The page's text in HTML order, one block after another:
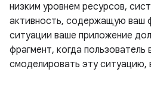
низким уровнем ресурсов,
активность, содержащую ваш
ситуации ваше приложение
фрагмент, когда пользователь
смоделировать эту ситуацию,